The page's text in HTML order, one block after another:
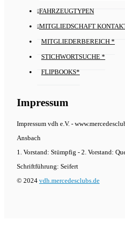
FAHRZEUGTYPEN
MITGLIEDSCHAFT
MITGLIEDERBEREICH *
STICHWORTSUCHE *
FLIPBOOKS*
Impressum
Impressum vdh e.V. -
Ansbach
1. Vorstand: Stümpfig - 2. Vorstand:
Schriftführung: Seifert
© 2024 vdh.mercedesclubs.de